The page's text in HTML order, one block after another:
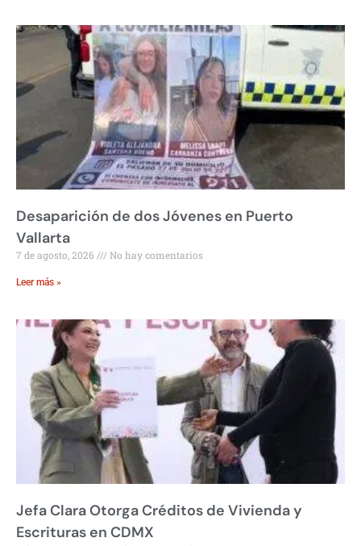
Desaparición de dos Jóvenes en Puerto
Vallarta
7 de agosto, 2026 No hay comentarios
Leer más »
Jefa Clara Otorga Créditos de Vivienda y
Escrituras en CDMX